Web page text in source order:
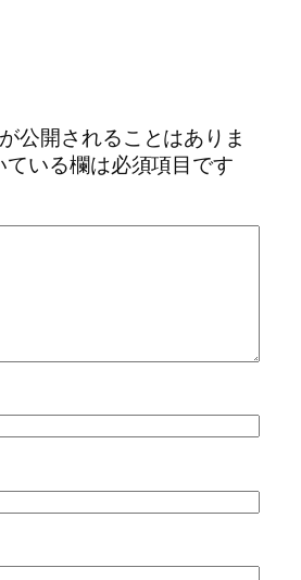
公開されることはありま
ている欄は必須項目です